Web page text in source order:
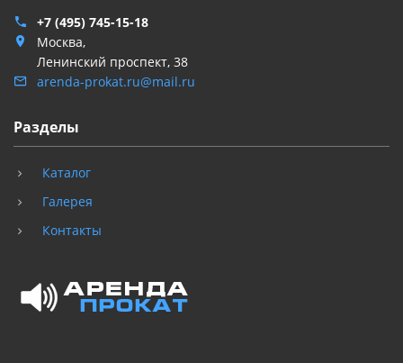
+7 (495) 745-15-18
Москва,
Ленинский проспект, 38
arenda-prokat.ru@mail.ru
Разделы
Каталог
Галерея
Контакты